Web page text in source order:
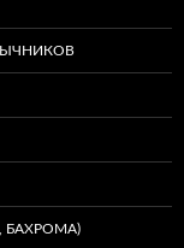
БАХРОМА)